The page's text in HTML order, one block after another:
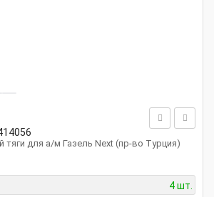
тяги для а/м Газель Next (пр-во Турция)
4 шт.